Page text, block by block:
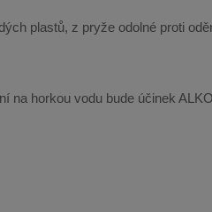
plastů, z pryže odolné proti
horkou vodu bude účinek